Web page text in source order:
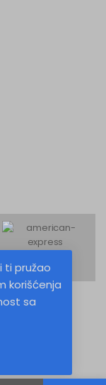
ti pružao
korišćenja
sa